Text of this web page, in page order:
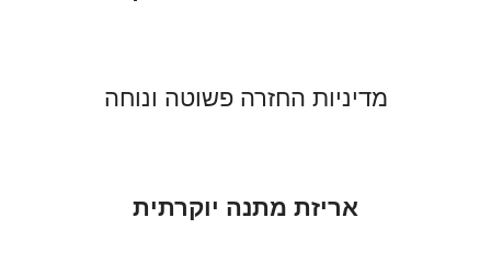
מדיניות החזרה פשוטה ונוחה
אריזת מתנה יוקרתית